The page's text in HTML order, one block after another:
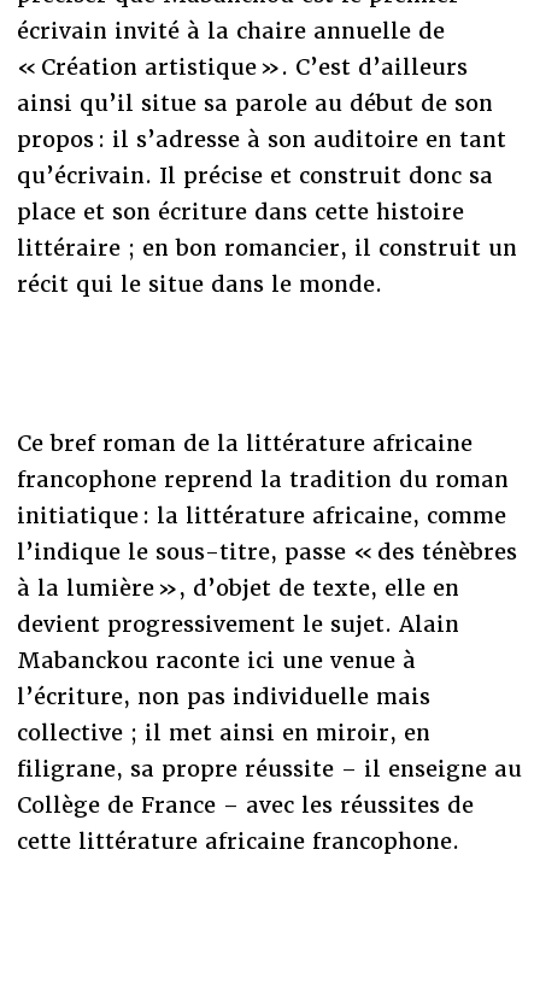
écrivain invité à la chaire annuelle de
« Création artistique ». C’est d’ailleurs
ainsi qu’il situe sa parole au début de son
propos : il s’adresse à son auditoire en tant
qu’écrivain. Il précise et construit donc sa
place et son écriture dans cette histoire
littéraire ; en bon romancier, il construit un
récit qui le situe dans le monde.
Ce bref roman de la littérature africaine
francophone reprend la tradition du roman
initiatique : la littérature africaine, comme
l’indique le sous-titre, passe « des ténèbres
à la lumière », d’objet de texte, elle en
devient progressivement le sujet. Alain
Mabanckou raconte ici une venue à
l’écriture, non pas individuelle mais
collective ; il met ainsi en miroir, en
filigrane, sa propre réussite – il enseigne au
Collège de France – avec les réussites de
cette littérature africaine francophone.